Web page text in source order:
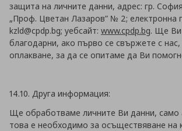
защита на личните данни, адрес: гр.
„Проф. Цветан Лазаров” № 2; електронна
kzld@cpdp.bg; уебсайт: www.cpdp.bg. Ще
благодарни, ако първо се свържете с нас,
оплакване, за да се опитаме да Ви
14.10. Друга информация:
Ще обработваме личните Ви данни, само
това е необходимо за осъществяване на